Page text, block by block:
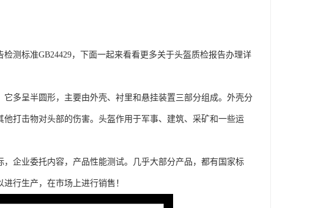
测标准GB24429，下面一起来看看更多关于头盔质检报告办理详
多呈半圆形，主要由外壳、衬里和悬挂装置三部分组成。外壳分
打击物对头部的伤害。头盔作用于军事、建筑、采矿和一些运
企业委托内容，产品性能测试。几乎大部分产品，都有国家标
行生产，在市场上进行销售！